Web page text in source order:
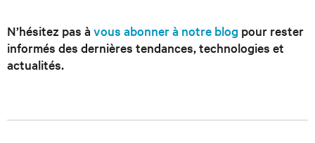
N’hésitez pas à vous abonner à notre blog pour rester
informés des dernières tendances, technologies et
actualités.